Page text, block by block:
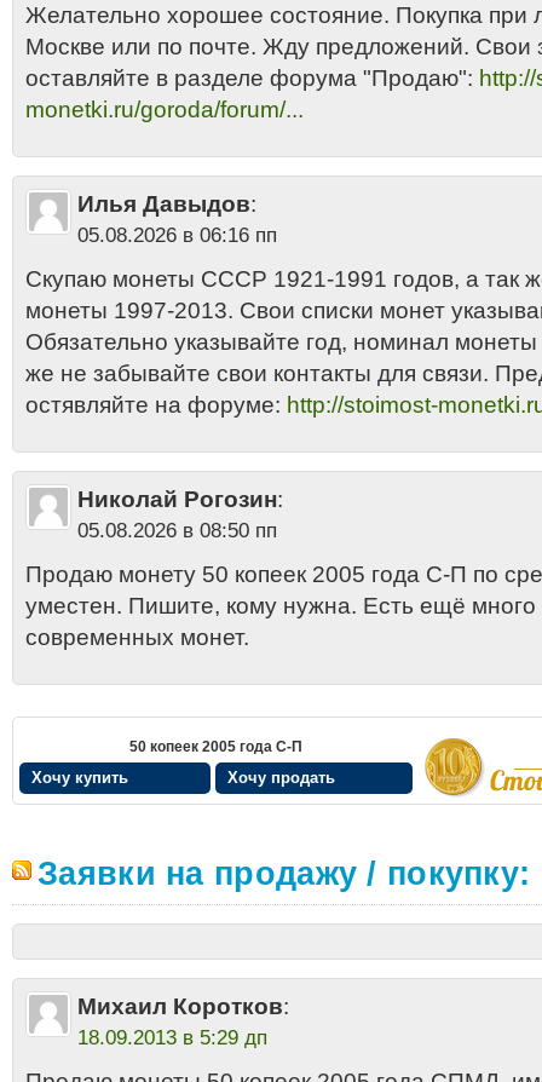
Желательно хорошее состояние. Покупка при
Москве или по почте. Жду предложений. Свои
оставляйте в разделе форума "Продаю":
monetki.ru/goroda/forum/...
Илья Давыдов:
05.08.2026 в 06:16 пп
Скупаю монеты СССР 1921-1991 годов, а так
монеты 1997-2013. Свои списки монет
Обязательно указывайте год, номинал монеты
же не забывайте свои контакты для связи.
остявляйте на форуме: http://stoimost-
Николай Рогозин:
05.08.2026 в 08:50 пп
Продаю монету 50 копеек 2005 года С-П по
уместен. Пишите, кому нужна. Есть ещё
современных монет.
50 копеек 2005 года С-П
Хочу купить Хочу продать
Заявки на продажу / покупку:
Михаил Коротков:
18.09.2013 в 5:29 дп